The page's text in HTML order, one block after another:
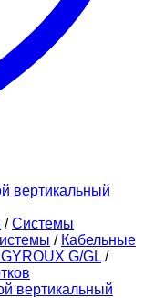
/ Системы
/ Кабельные
G/GL /
вертикальный